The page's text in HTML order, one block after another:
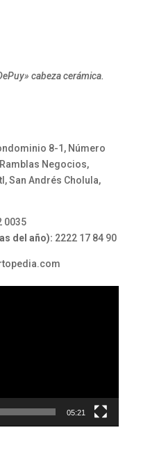
cabeza cerámica.
8-1, Número
Negocios,
San Andrés Cholula,
0035
del año): 2222 17 84 90
05:21